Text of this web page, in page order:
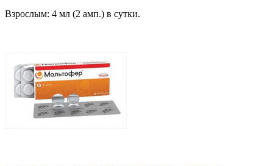
Взрослым: 4 мл (2 амп.) в сутки.